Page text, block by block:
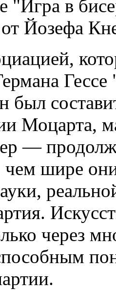
"Игра в
Йозефа
был
Моцарта,
—
чем шире
через